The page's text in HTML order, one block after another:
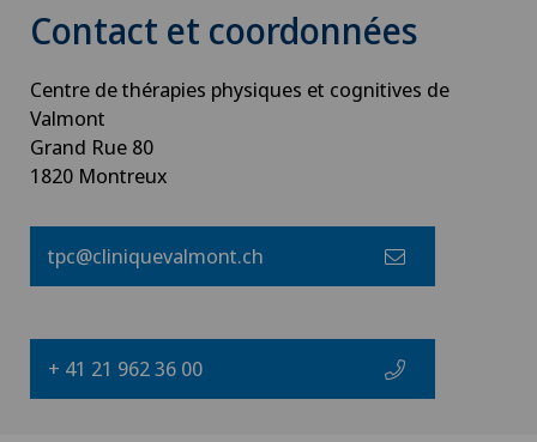
Contact et coordonnées
Centre de thérapies physiques et cognitives de
Valmont
Grand Rue 80
1820 Montreux
tpc@cliniquevalmont.ch
+ 41 21 962 36 00